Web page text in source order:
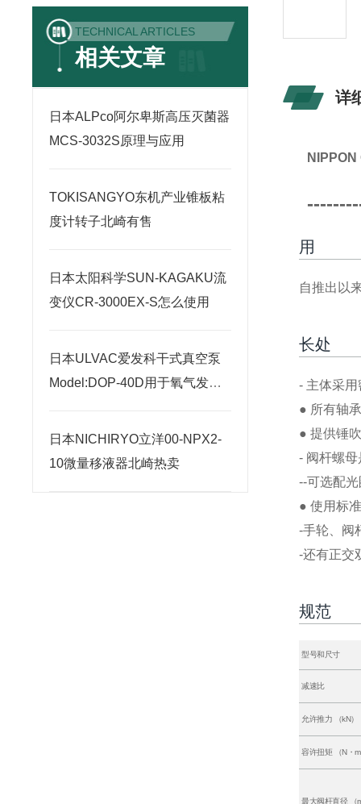
TECHNICAL ARTICLES
相关文章
日本ALPco阿尔卑斯高压灭菌器
MCS-3032S原理与应用
TOKISANGYO东机产业锥板粘
度计转子北崎有售
日本太阳科学SUN-KAGAKU流
变仪CR-3000EX-S怎么使用
日本ULVAC爱发科干式真空泵
Model:DOP-40D用于氧气发生
日本NICHIRYO立洋00-NPX2-
10微量移液器北崎热卖
详
用
自推出以
长处
- 主体采
● 所有轴
● 提供锤
- 阀杆螺
--可选配
● 使用标
-手轮、阀
-还有正交
规范
型号和尺寸
减速比
允许推力 （kN）
容许扭矩 （N・
最大阀杆直径 （